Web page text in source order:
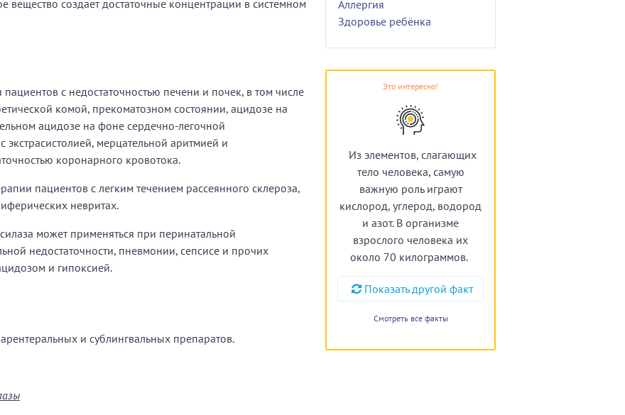
вещество создает достаточные концентрации в системном
с недостаточностью печени и почек, в том числе
комой, прекоматозном состоянии, ацидозе на
ацидозе на фоне сердечно-легочной
экстрасистолией, мерцательной аритмией и
коронарного кровотока.
пациентов с легким течением рассеянного склероза,
невритах.
может применяться при перинатальной
недостаточности, пневмонии, сепсисе и прочих
и гипоксией.
и сублингвальных препаратов.
Аллергия
Здоровье ребёнка
Это интересно!
Из элементов, слагающих
тело человека, самую
важную роль играют
кислород, углерод, водород
и азот. В организме
взрослого человека их
около 70 килограммов.
Показать другой факт
Смотреть все факты